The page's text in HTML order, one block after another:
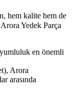
hem kalite hem de
Yedek Parça
en önemli
Arora
arasında